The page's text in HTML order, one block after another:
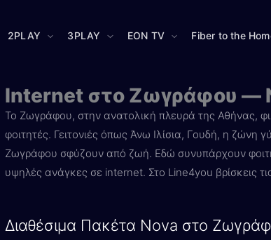
2PLAY 3PLAY EON TV Fiber to the
Internet στο Ζωγράφου —
Το Ζωγράφου, στην ανατολική πλευρά της Αθήνας,
φοιτητές. Γειτονιές όπως Άνω Ιλίσια, Γουδή, η
Ζωγράφου σφύζουν από ζωή. Εδώ συνυπάρχουν
υψηλές ανάγκες σε internet. Στο Line4you βρίσκεις
Διαθέσιμα Πακέτα Nova στο